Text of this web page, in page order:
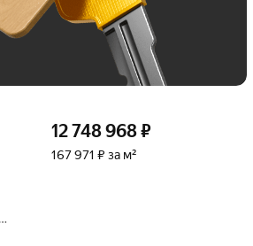
12 748 968₽
167 971 ₽ за м²